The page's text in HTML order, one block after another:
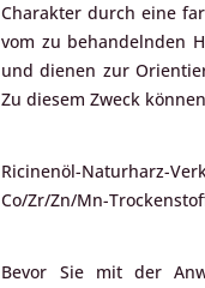
Charakter durch eine
vom zu behandelnden
und dienen zur
Zu diesem Zweck
Ricinenöl-Naturharz-
Co/Zr/Zn/Mn-
Bevor Sie mit der